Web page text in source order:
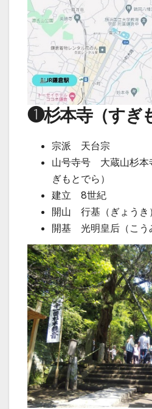
❶杉本寺（すぎ
宗派 天台宗
山号寺号 大蔵山杉本
ぎもとでら）
建立 8世紀
開山 行基（ぎょうき）
開基 光明皇后（こう